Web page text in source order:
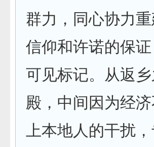
群力，同心协力
信仰和许诺的保
可见标记。从返
殿，中间因为经
上本地人的干扰